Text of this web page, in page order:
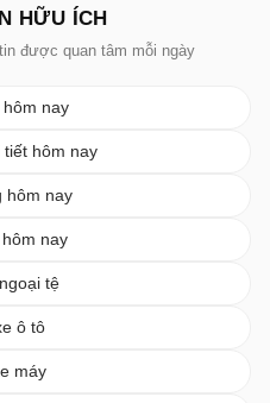
HỮU ÍCH
được quan tâm mỗi ngày
nay
hôm nay
hôm nay
nay
tệ
ô tô
máy